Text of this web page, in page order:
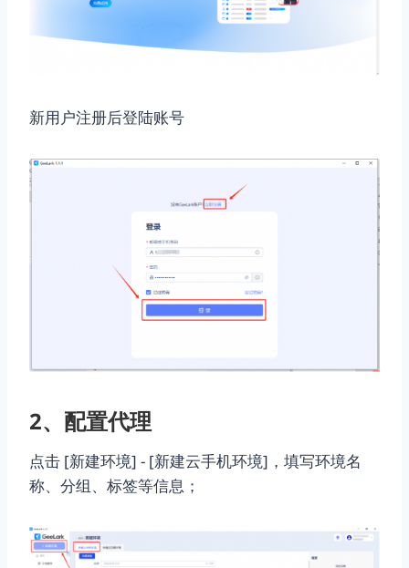
新用户注册后登陆账号
2、配置代理
点击 [新建环境] - [新建云手机环境]，填写环境名
称、分组、标签等信息；